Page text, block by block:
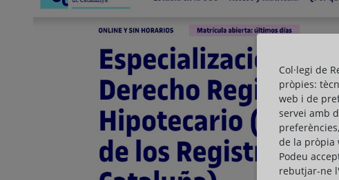
Col·legi de
pròpies:
web i de
servei amb
de la pròpia
Podeu
rebutjar-ne